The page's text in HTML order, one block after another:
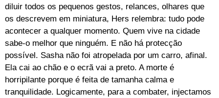
diluir todos os pequenos gestos, relances, olhares que
os descrevem em miniatura, Hers relembra: tudo pode
acontecer a qualquer momento. Quem vive na cidade
sabe-o melhor que ninguém. E não há protecção
possível. Sasha não foi atropelada por um carro, afinal.
Ela cai ao chão e o ecrã vai a preto. A morte é
horripilante porque é feita de tamanha calma e
tranquilidade. Logicamente, para a combater, injectamos